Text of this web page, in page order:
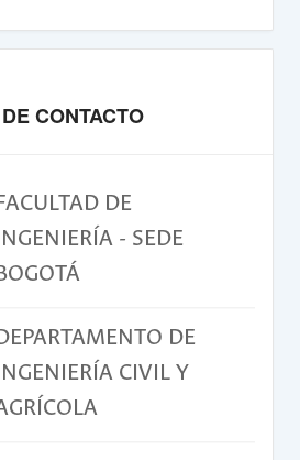
CONTACTO
DE
- SEDE
DE
CIVIL Y